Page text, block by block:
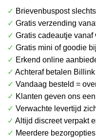
was:
€ 6.99.
is:
€ 1.85.
✓ Brievenbuspost
✓ Gratis verzending
✓ Gratis cadeautje vanaf
✓ Gratis mini of goodie
✓ Erkend online
✓ Achteraf betalen
✓ Vandaag besteld =
✓ Klanten geven ons
✓ Verwachte levertijd
✓ Altijd discreet verpakt
✓ Meerdere